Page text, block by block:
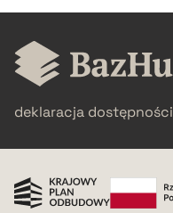
CZYSTY TEKST
pobierz cytat
BIBTEX
deklaracja dostępności